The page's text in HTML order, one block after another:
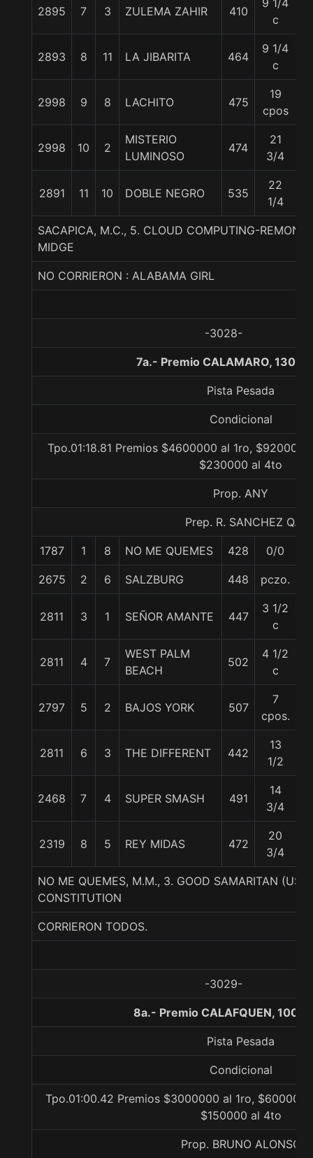
2895 7 3 ZULEMA ZAHIR 410
9 1/4
c
2893 8 11 LA JIBARITA 464
9 1/4
c
2998 9 8 LACHITO 475
19
cpos
2998 10 2
MISTERIO
LUMINOSO
474
21
3/4
2891 11 10 DOBLE NEGRO 535
22
1/4
SACAPICA, M.C., 5. CLOUD COMPUTING-
MIDGE
NO CORRIERON : ALABAMA GIRL
-3028-
7a.- Premio CALAMARO, 1300
Pista Pesada
Condicional
Tpo.01:18.81 Premios $4600000 al 1ro,
$230000 al 4to
Prop. ANY
Prep. R. SANCHEZ Q.
1787 1 8 NO ME QUEMES 428 0/0
2675 2 6 SALZBURG 448 pczo.
2811 3 1 SEÑOR AMANTE 447
3 1/2
c
2811 4 7
WEST PALM
BEACH
502
4 1/2
c
2797 5 2 BAJOS YORK 507
7
cpos.
2811 6 3 THE DIFFERENT 442
13
1/2
2468 7 4 SUPER SMASH 491
14
3/4
2319 8 5 REY MIDAS 472
20
3/4
NO ME QUEMES, M.M., 3. GOOD SAMARITAN
CONSTITUTION
CORRIERON TODOS.
-3029-
8a.- Premio CALAFQUEN, 1000
Pista Pesada
Condicional
Tpo.01:00.42 Premios $3000000 al 1ro,
$150000 al 4to
Prop. BRUNO ALONSO